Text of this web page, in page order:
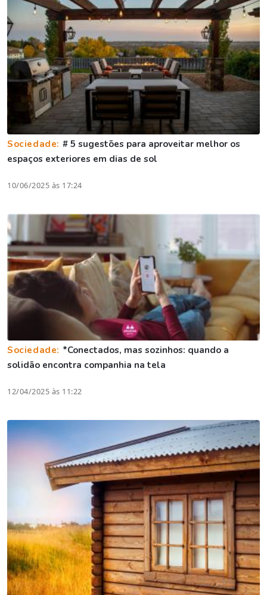
Sociedade: # 5 sugestões para aproveitar melhor os
espaços exteriores em dias de sol
10/06/2025 às 17:24
Sociedade: *Conectados, mas sozinhos: quando a
solidão encontra companhia na tela
12/04/2025 às 11:22